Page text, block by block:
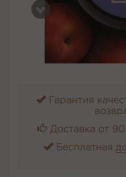
Гарантия
Доставка от
Бесплатная